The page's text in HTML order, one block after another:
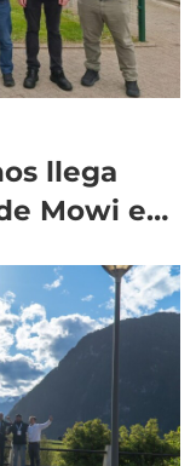
llega
Mowi en